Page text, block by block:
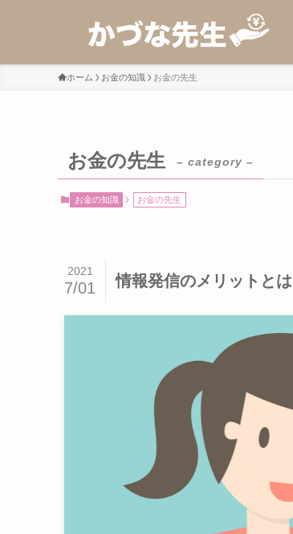
ホーム お金の知識 お金の先生
お金の先生 – category –
お金の知識 お金の先生
情報発信のメリットと
2021
7/01